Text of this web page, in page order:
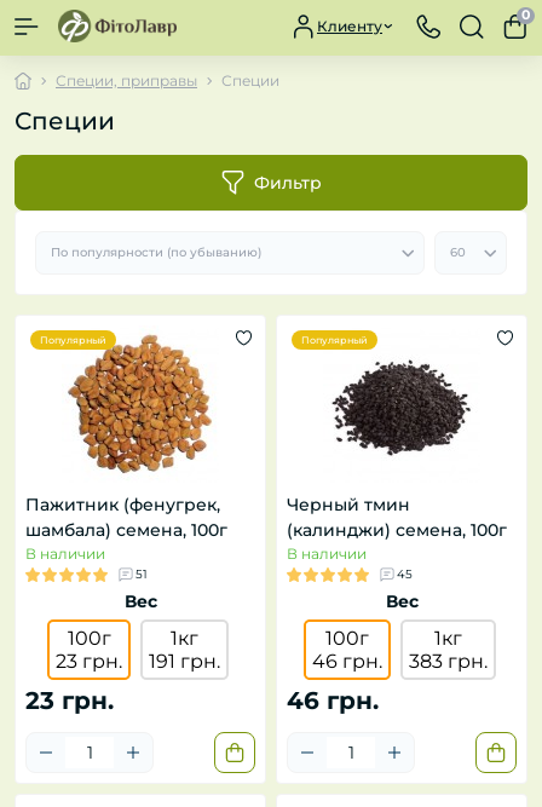
Клиенту
0
Специи, приправы Специи
Специи
Фильтр
Популярный
Пажитник (фенугрек,
шамбала) семена, 100г
В наличии
51
Вес
100г
23 грн.
1кг
191 грн.
23 грн.
Популярный
Черный тмин
(калинджи) семена, 100г
В наличии
45
Вес
100г
46 грн.
1кг
383 грн.
46 грн.